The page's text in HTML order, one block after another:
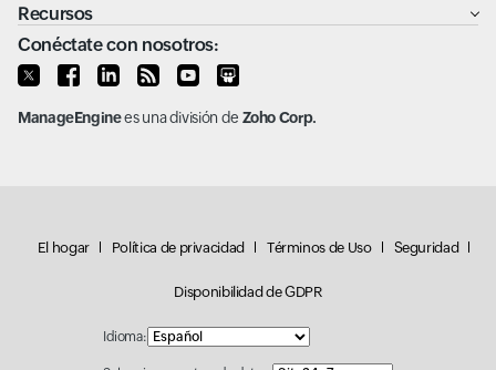
Recursos
Conéctate con nosotros:
ManageEnginees una división de Zoho Corp.
El hogar Política de privacidad Términos de Uso Seguridad
Disponibilidad de GDPR
Idioma: